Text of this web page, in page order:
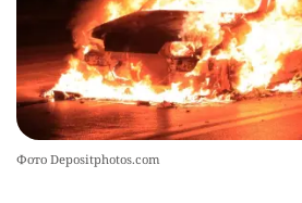
Фото Depositphotos.com